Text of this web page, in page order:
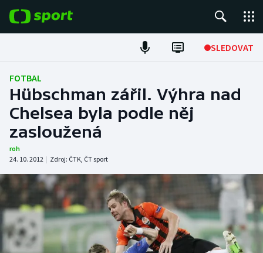
SLEDOVAT
Fotbal
Hokej
Tenis
Atletika
Cyklistika
DALŠÍ SPORTY
Americký fotbal
NEPŘEHLÉDNĚTE
FOTBAL
Hübschman zářil. Výhra nad
Chelsea byla podle něj
zasloužená
roh
24. 10. 2012 | Zdroj: ČTK, ČT sport